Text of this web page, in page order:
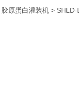
胶原蛋白灌装机 > SHLD-